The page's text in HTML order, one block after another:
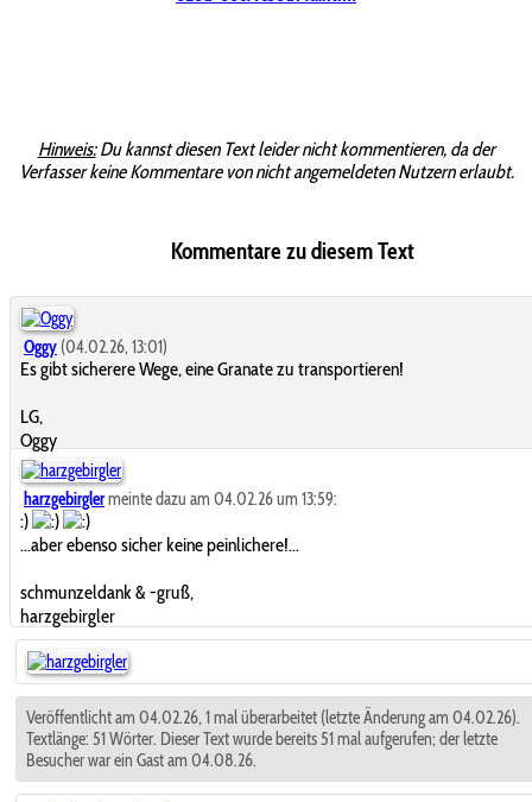
Hinweis:Du kannst diesen Text leider nicht kommentieren, da der
Verfasser keine Kommentare von nicht angemeldeten Nutzern erlaubt.
Kommentare zu diesem Text
Oggy (04.02.26, 13:01)
Es gibt sicherere Wege, eine Granate zu transportieren!
LG,
Oggy
harzgebirglermeinte dazu am 04.02.26 um 13:59:
:)
...aber ebenso sicher keine peinlichere!...
schmunzeldank & -gruß,
harzgebirgler
Veröffentlicht am 04.02.26, 1 mal überarbeitet (letzte Änderung am 04.02.26).
Textlänge: 51 Wörter. Dieser Text wurde bereits 51 mal aufgerufen; der letzte
Besucher war ein Gast am 04.08.26.